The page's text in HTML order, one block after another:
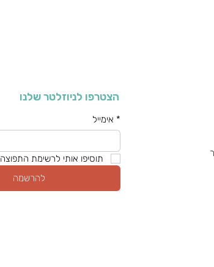
הצטרפו לניוזלטר שלנו
* אימייל
תוסיפו אותי לרשימת התפוצה
להרשמה